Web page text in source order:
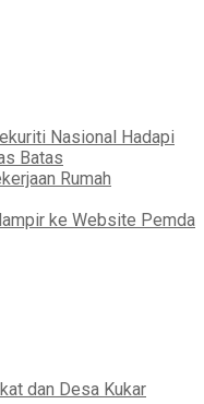
Nasional Hadapi
Batas
Rumah
ke Website Pemda
dan Desa Kukar